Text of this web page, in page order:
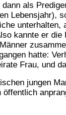
als
Lebensjahr),
unterhalten,
kannte er
hatte:
Frau, und
jungen